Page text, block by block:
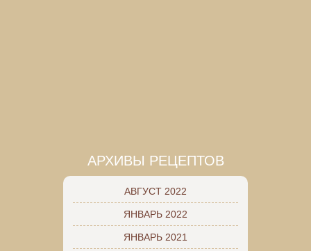
АРХИВЫ РЕЦЕПТОВ
АВГУСТ 2022
ЯНВАРЬ 2022
ЯНВАРЬ 2021